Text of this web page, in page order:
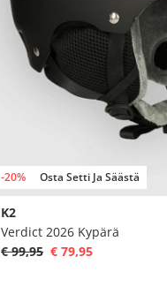
-20% Osta Setti Ja Säästä
K2
Verdict 2026 Kypärä
€ 99,95 € 79,95